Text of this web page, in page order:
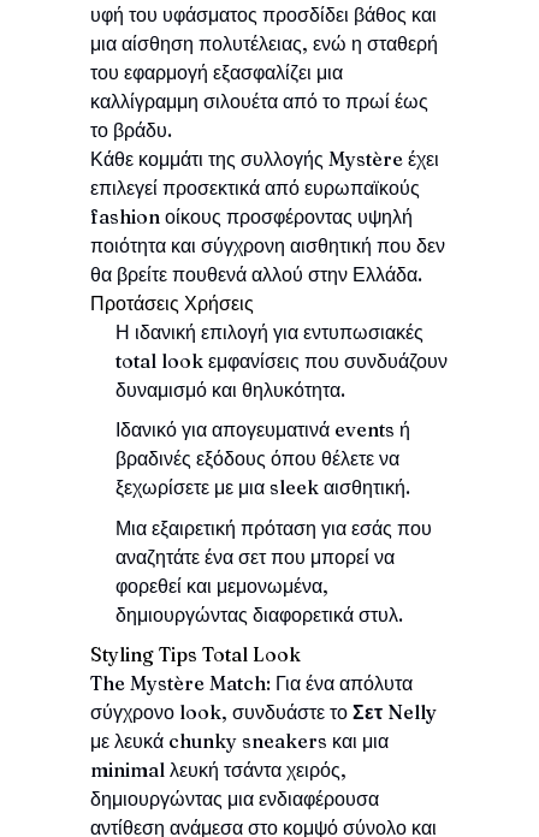
υφή του υφάσματος προσδίδει βάθος και
μια αίσθηση πολυτέλειας, ενώ η σταθερή
του εφαρμογή εξασφαλίζει μια
καλλίγραμμη σιλουέτα από το πρωί έως
το βράδυ.
Κάθε κομμάτι της συλλογής Mystère έχει
επιλεγεί προσεκτικά από ευρωπαϊκούς
fashion οίκους προσφέροντας υψηλή
ποιότητα και σύγχρονη αισθητική που δεν
θα βρείτε πουθενά αλλού στην Ελλάδα.
Προτάσεις Χρήσεις
Η ιδανική επιλογή για εντυπωσιακές
total look εμφανίσεις που συνδυάζουν
δυναμισμό και θηλυκότητα.
Ιδανικό για απογευματινά events ή
βραδινές εξόδους όπου θέλετε να
ξεχωρίσετε με μια sleek αισθητική.
Μια εξαιρετική πρόταση για εσάς που
αναζητάτε ένα σετ που μπορεί να
φορεθεί και μεμονωμένα,
δημιουργώντας διαφορετικά στυλ.
Styling Tips Total Look
The Mystère Match: Για ένα απόλυτα
σύγχρονο look, συνδυάστε το Σετ Nelly
με λευκά chunky sneakers και μια
minimal λευκή τσάντα χειρός,
δημιουργώντας μια ενδιαφέρουσα
αντίθεση ανάμεσα στο κομψό σύνολο και